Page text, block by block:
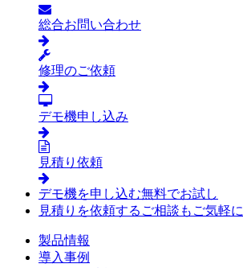
総合お問い合わせ
修理のご依頼
デモ機申し込み
見積り依頼
デモ機を申し込む無料でお試し
見積りを依頼する ご相談もご気軽に
製品情報
導入事例